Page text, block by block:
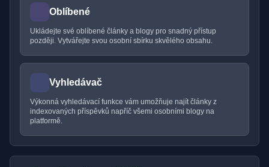
Oblíbené
Ukládejte své oblíbené články a blogy pro snadný přístup
později. Vytvářejte svou osobní sbírku skvělého obsahu.
Vyhledávač
Výkonná vyhledávací funkce vám umožňuje najít články z
indexovaných příspěvků napříč všemi osobními blogy na
platformě.